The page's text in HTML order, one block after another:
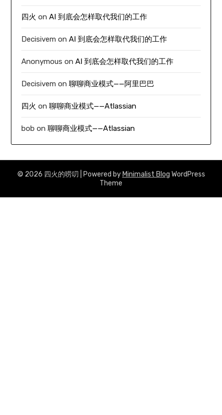
四火 onAI 到底会怎样取代我们的工作
Decisivem onAI 到底会怎样取代我们的工作
Anonymous onAI 到底会怎样取代我们的工作
Decisivem on聊聊商业模式——阿里巴巴
四火 on聊聊商业模式——Atlassian
bob on聊聊商业模式——Atlassian
© 2026 四火的唠叨 | Powered by Minimalist Blog WordPress
Theme